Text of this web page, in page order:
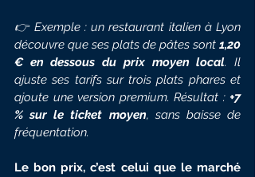
👉 Exemple : un restaurant italien à Lyon
découvre que ses plats de pâtes sont 1,20
€ en dessous du prix moyen local. Il
ajuste ses tarifs sur trois plats phares et
ajoute une version premium. Résultat : +7
% sur le ticket moyen, sans baisse de
fréquentation.
Le bon prix, c’est celui que le marché